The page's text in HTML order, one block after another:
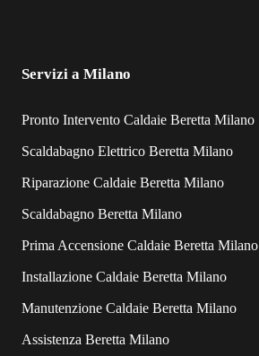
Servizi a Milano
Pronto Intervento Caldaie Beretta Milano
Scaldabagno Elettrico Beretta Milano
Riparazione Caldaie Beretta Milano
Scaldabagno Beretta Milano
Prima Accensione Caldaie Beretta Milano
Installazione Caldaie Beretta Milano
Manutenzione Caldaie Beretta Milano
Assistenza Beretta Milano